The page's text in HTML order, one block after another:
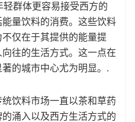
群体更容易接受西方的
量饮料的消费。这些饮料
仅在于其提供的能量提
往的生活方式。这一点在
的城市中心尤为明显。.
饮料市场一直以茶和草药
涌入以及西方生活方式的